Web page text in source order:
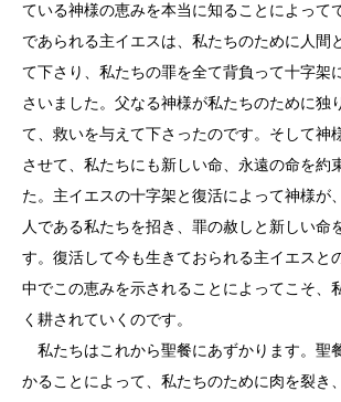
ている神様の恵みを本当に知ることによって
であられる主イエスは、私たちのために人間
て下さり、私たちの罪を全て背負って十字架
さいました。父なる神様が私たちのために独
て、救いを与えて下さったのです。そして神
させて、私たちにも新しい命、永遠の命を約
た。主イエスの十字架と復活によって神様が
人である私たちを招き、罪の赦しと新しい命
す。復活して今も生きておられる主イエスと
中でこの恵みを示されることによってこそ、
く耕されていくのです。
私たちはこれから聖餐にあずかります。聖
かることによって、私たちのために肉を裂き